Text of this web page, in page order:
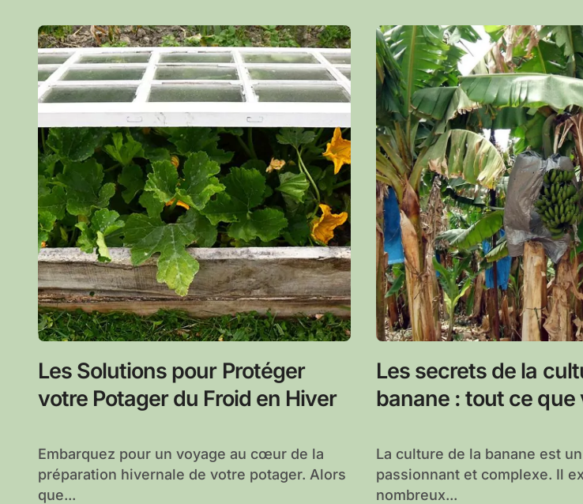
Les Solutions pour Protéger
votre Potager du Froid en Hiver
Embarquez pour un voyage au cœur de la
préparation hivernale de votre potager. Alors
que...
Les secrets de la
banane : tout ce que
La culture de la banane est un sujet
passionnant et complexe. Il
nombreux...